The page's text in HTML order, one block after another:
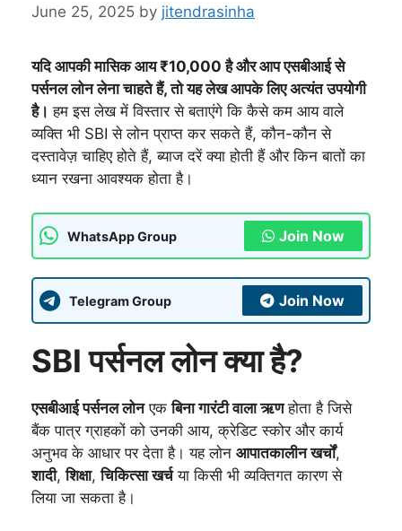
June 25, 2025 by jitendrasinha
यदि आपकी मासिक आय ₹10,000 है और आप एसबीआई से
पर्सनल लोन लेना चाहते हैं, तो यह लेख आपके लिए अत्यंत उपयोगी
है। हम इस लेख में विस्तार से बताएंगे कि कैसे कम आय वाले
व्यक्ति भी SBI से लोन प्राप्त कर सकते हैं, कौन-कौन से
दस्तावेज़ चाहिए होते हैं, ब्याज दरें क्या होती हैं और किन बातों का
ध्यान रखना आवश्यक होता है।
WhatsApp Group Join Now
Telegram Group Join Now
SBI पर्सनल लोन क्या है?
एसबीआई पर्सनल लोनएकबिना गारंटी वाला ऋणहोता है जिसे
बैंक पात्र ग्राहकों को उनकी आय, क्रेडिट स्कोर और कार्य
अनुभव के आधार पर देता है। यह लोन आपातकालीन खर्चों,
शादी,शिक्षा,चिकित्सा खर्चया किसी भी व्यक्तिगत कारण से
लिया जा सकता है।